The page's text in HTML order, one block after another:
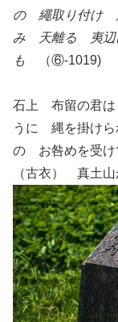
の 繩取り付け
み 天離る 夷辺
も
（⑥-1019)
石上 布留の君
うに 縄を掛け
の お咎めを受
（古衣） 真土